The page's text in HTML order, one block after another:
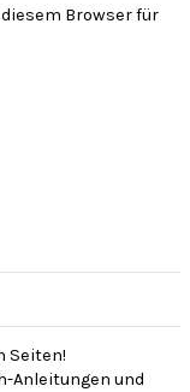
Browser für
Seiten!
Anleitungen und